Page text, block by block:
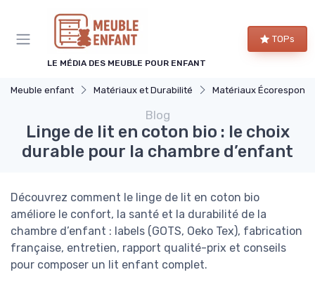
LE MÉDIA DES MEUBLE POUR ENFANT
TOPs
Meuble enfant Matériaux et Durabilité Matériaux
Blog
Linge de lit en coton bio : le choix
durable pour la chambre d’enfant
Découvrez comment le linge de lit en coton bio
améliore le confort, la santé et la durabilité de la
chambre d’enfant : labels (GOTS, Oeko Tex), fabrication
française, entretien, rapport qualité-prix et conseils
pour composer un lit enfant complet.